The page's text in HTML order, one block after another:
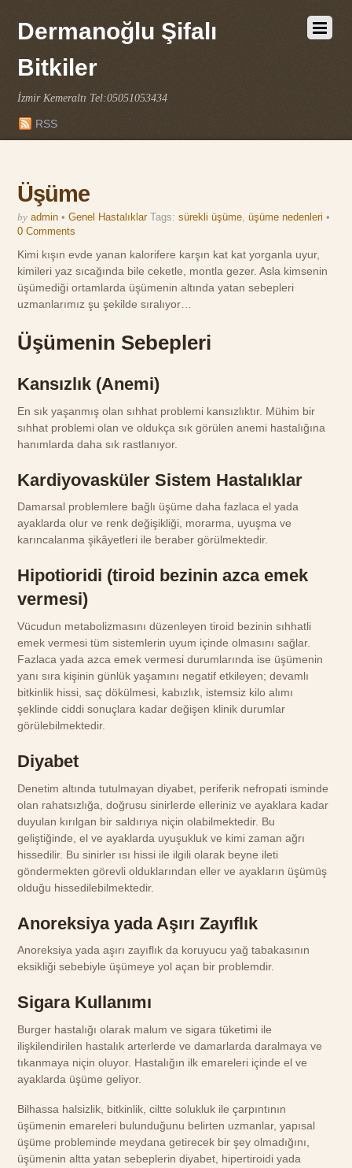
Dermanoğlu Şifalı
Bitkiler
İzmir Kemeraltı Tel:05051053434
RSS
Üşüme
by admin • Genel Hastalıklar Tags:sürekli üşüme,üşüme nedenleri •
0 Comments
Kimi kışın evde yanan kalorifere karşın kat kat yorganla uyur,
kimileri yaz sıcağında bile ceketle, montla gezer. Asla kimsenin
üşümediği ortamlarda üşümenin altında yatan sebepleri
uzmanlarımız şu şekilde sıralıyor…
Üşümenin Sebepleri
Kansızlık (Anemi)
En sık yaşanmış olan sıhhat problemi kansızlıktır. Mühim bir
sıhhat problemi olan ve oldukça sık görülen anemi hastalığına
hanımlarda daha sık rastlanıyor.
Kardiyovasküler Sistem Hastalıklar
Damarsal problemlere bağlı üşüme daha fazlaca el yada
ayaklarda olur ve renk değişikliği, morarma, uyuşma ve
karıncalanma şikâyetleri ile beraber görülmektedir.
Hipotioridi (tiroid bezinin azca emek
vermesi)
Vücudun metabolizmasını düzenleyen tiroid bezinin sıhhatli
emek vermesi tüm sistemlerin uyum içinde olmasını sağlar.
Fazlaca yada azca emek vermesi durumlarında ise üşümenin
yanı sıra kişinin günlük yaşamını negatif etkileyen; devamlı
bitkinlik hissi, saç dökülmesi, kabızlık, istemsiz kilo alımı
şeklinde ciddi sonuçlara kadar değişen klinik durumlar
görülebilmektedir.
Diyabet
Denetim altında tutulmayan diyabet, periferik nefropati isminde
olan rahatsızlığa, doğrusu sinirlerde elleriniz ve ayaklara kadar
duyulan kırılgan bir saldırıya niçin olabilmektedir. Bu
geliştiğinde, el ve ayaklarda uyuşukluk ve kimi zaman ağrı
hissedilir. Bu sinirler ısı hissi ile ilgili olarak beyne ileti
göndermekten görevli olduklarından eller ve ayakların üşümüş
olduğu hissedilebilmektedir.
Anoreksiya yada Aşırı Zayıflık
Anoreksiya yada aşırı zayıflık da koruyucu yağ tabakasının
eksikliği sebebiyle üşümeye yol açan bir problemdir.
Sigara Kullanımı
Burger hastalığı olarak malum ve sigara tüketimi ile
ilişkilendirilen hastalık arterlerde ve damarlarda daralmaya ve
tıkanmaya niçin oluyor. Hastalığın ilk emareleri içinde el ve
ayaklarda üşüme geliyor.
Bilhassa halsizlik, bitkinlik, ciltte solukluk ile çarpıntının
üşümenin emareleri bulunduğunu belirten uzmanlar, yapısal
üşüme probleminde meydana getirecek bir şey olmadığını,
üşümenin altta yatan sebeplerin diyabet, hipertiroidi yada